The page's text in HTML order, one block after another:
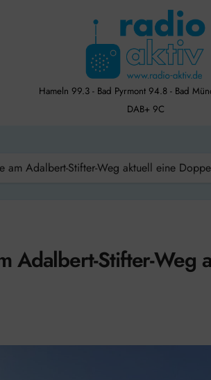
Hameln 99.3 - Bad Pyrmont 94.8 - Bad
DAB+ 9C
am Adalbert-Stifter-Weg aktuell eine
Adalbert-Stifter-Weg